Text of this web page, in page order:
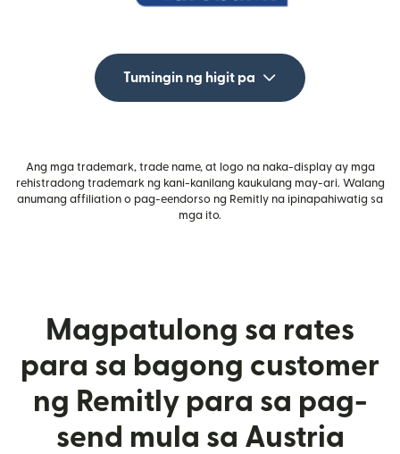
Tumingin ng higit pa
Ang mga trademark, trade name, at logo na naka-display ay mga
rehistradong trademark ng kani-kanilang kaukulang may-ari. Walang
anumang affiliation o pag-eendorso ng Remitly na ipinapahiwatig sa
mga ito.
Magpatulong sa rates
para sa bagong customer
ng Remitly para sa pag-
send mula sa Austria